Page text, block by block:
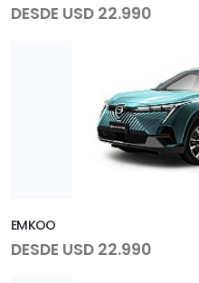
DESDE USD 22.990
EMKOO
DESDE USD 22.990